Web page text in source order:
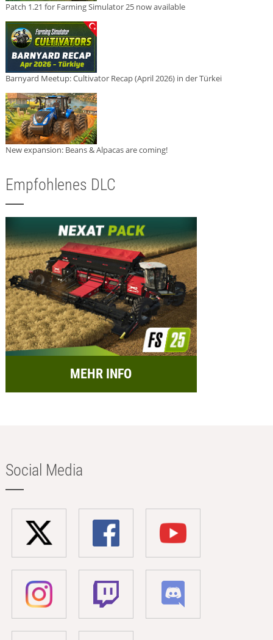
Patch 1.21 for Farming Simulator 25 now available
Barnyard Meetup: Cultivator Recap (April 2026) in der Türkei
New expansion: Beans & Alpacas are coming!
Empfohlenes DLC
MEHR INFO
Social Media